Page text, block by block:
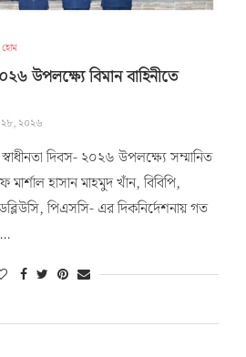
হোম
উপলক্ষ্যে বিমান বাহিনীতে
২৮, ২০২৬
দিবস- ২০২৬ উপলক্ষ্যে সম্মানিত
মার্শাল হাসান মাহমুদ খাঁন, বিবিপি,
পিএসসি- এর দিকনির্দেশনায় গত